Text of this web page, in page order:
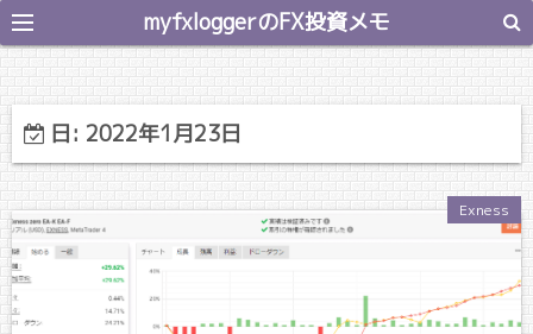
myfxloggerのFX投資メモ
日: 2022年1月23日
Exness